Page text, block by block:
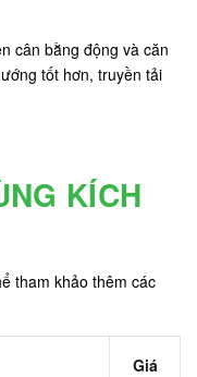
cân bằng động và căn
tốt hơn, truyền tải
KÍCH
tham khảo thêm các
Giá